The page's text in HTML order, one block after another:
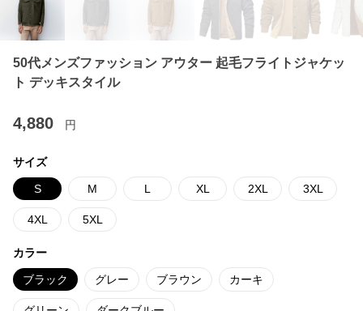
50代メンズファッション アウター 起毛フライトジャケッ
ト デッキスタイル
4,880 円
サイズ
S M L XL 2XL 3XL
4XL 5XL
カラー
ブラック グレー ブラウン カーキ